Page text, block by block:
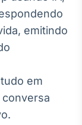
emitindo
em
conversa